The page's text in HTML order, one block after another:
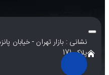
پلاک 171